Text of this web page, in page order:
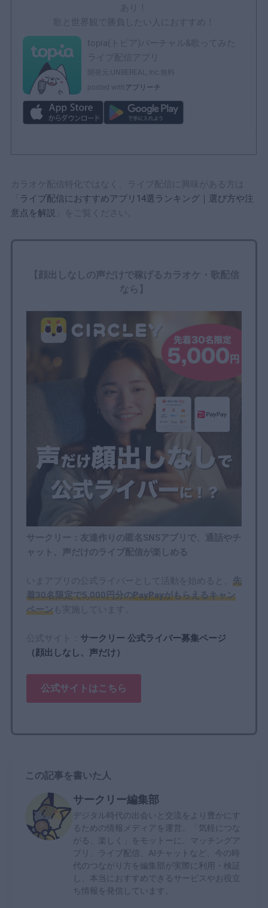
あり！
歌と世界観で勝負したい人におすすめ！
topia(トピア)バーチャル&歌ってみた
ライブ配信アプリ
開発元: UNBEREAL, Inc.
posted with
アプリーチ
カラオケ配信特化ではなく、ライブ配信に興味がある方は
ライブ配信におすすめアプリ14選ランキング｜選び方や注
意点を解説
」をご覧ください。
【顔出しなしの声だけで稼げる カラオケ・歌配信
なら 】
サークリー：友達作りの匿名SNSアプリで、通話やチ
ャット、声だけのライブ配信が楽しめる
いまアプリの公式ライバーとして活動を始めると、 先
着30名限定で5,000円分のPayPayがもらえるキャン
ペーンも実施しています。
公式サイト： サークリー 公式ライバー募集ページ
（顔出しなし、声だけ）
公式サイトはこちら
この記事を書いた人
サークリー編集部
デジタル時代の出会いと交流をより豊かにす
るための情報メディアを運営。「気軽につな
がる、楽しく」をモットーに、マッチングア
プリ、ライブ配信、AIチャットなど、今の時
代のつながり方を編集部が実際に利用・検証
し、本当におすすめできるサービスやお役立
ち情報を発信しています。